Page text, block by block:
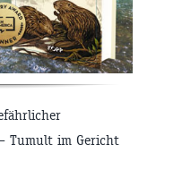
Tumult im Gericht